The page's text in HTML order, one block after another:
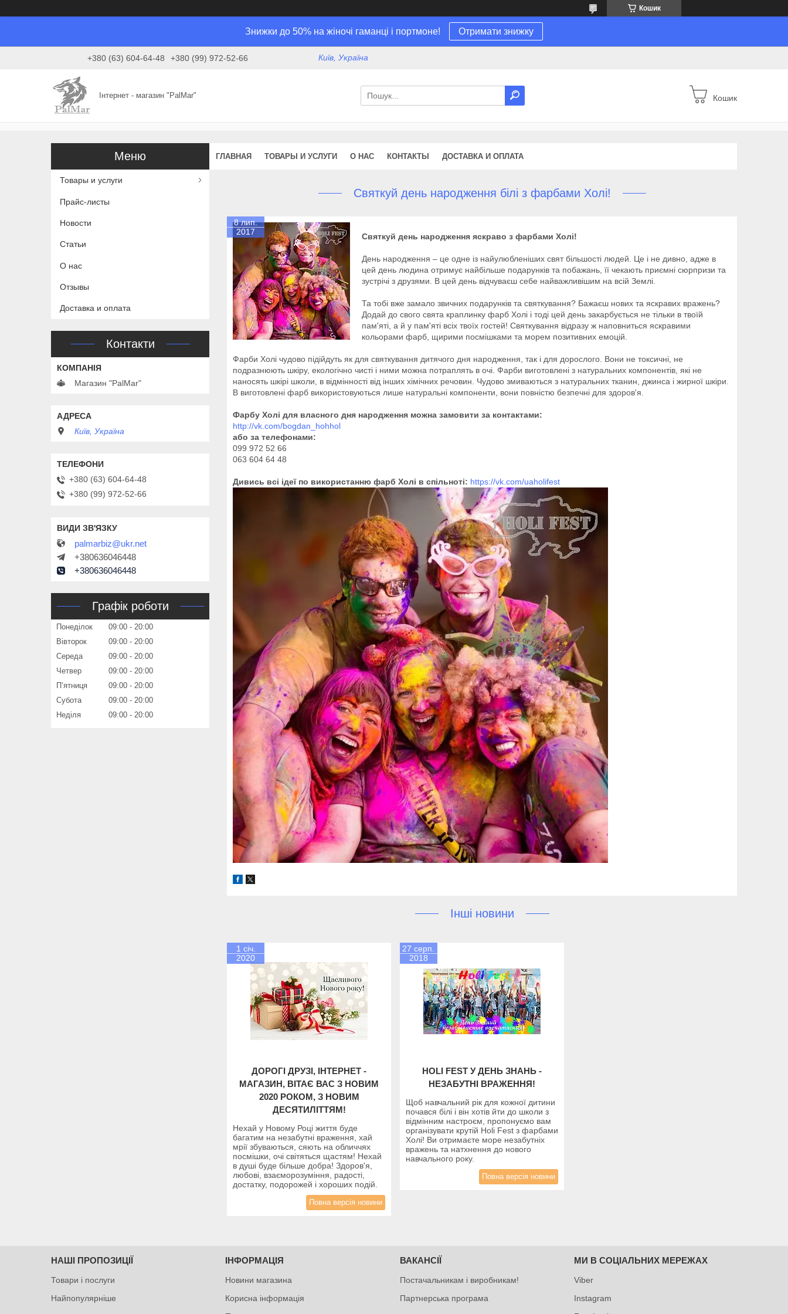
Кошик
Знижки до 50% на жіночі гаманці і портмоне! Отримати знижку
+380 (63) 604-64-48 +380 (99) 972-52-66 Київ, Україна
Інтернет - магазин "PalMar" Кошик
ГЛАВНАЯ ТОВАРЫ И УСЛУГИ О НАС КОНТАКТЫ ДОСТАВКА И ОПЛАТА
Святкуй день народження білі з фарбами Холі!
8 лип.
2017
Святкуй день народження яскраво з фарбами Холі!
День народження – це одне із найулюбленіших свят більшості людей. Це і не дивно, адже в
цей день людина отримує найбільше подарунків та побажань, її чекають приємні сюрпризи та
зустрічі з друзями. В цей день відчуваєш себе найважливішим на всій Землі.
Та тобі вже замало звичних подарунків та святкування? Бажаєш нових та яскравих вражень?
Додай до свого свята краплинку фарб Холі і тоді цей день закарбується не тільки в твоїй
пам'яті, а й у пам'яті всіх твоїх гостей! Святкування відразу ж наповниться яскравими
кольорами фарб, щирими посмішками та морем позитивних емоцій.
Фарби Холі чудово підійдуть як для святкування дитячого дня народження, так і для дорослого. Вони не токсичні, не
подразнюють шкіру, екологічно чисті і ними можна потраплять в очі. Фарби виготовлені з натуральних компонентів, які не
наносять шкірі школи, в відмінності від інших хімічних речовин. Чудово змиваються з натуральних тканин, джинса і жирної шкіри.
В виготовлені фарб використовуються лише натуральні компоненти, вони повністю безпечні для здоров'я.
Фарбу Холі для власного дня народження можна замовити за контактами:
http://vk.com/bogdan_hohhol
або за телефонами:
099 972 52 66
063 604 64 48
Дивись всі ідеї по використанню фарб Холі в спільноті: https://vk.com/uaholifest
Інші новини
1 січ.
2020
ДОРОГІ ДРУЗІ, ІНТЕРНЕТ -
МАГАЗИН, ВІТАЄ ВАС З НОВИМ
2020 РОКОМ, З НОВИМ
ДЕСЯТИЛІТТЯМ!
Нехай у Новому Році життя буде
багатим на незабутні враження, хай
мрії збуваються, сяють на обличчях
посмішки, очі світяться щастям! Нехай
в душі буде більше добра! Здоров'я,
любові, взаєморозуміння, радості,
достатку, подорожей і хороших подій.
Повна версія новини
27 серп.
2018
HOLI FEST У ДЕНЬ ЗНАНЬ -
НЕЗАБУТНІ ВРАЖЕННЯ!
Щоб навчальний рік для кожної дитини
почався білі і він хотів йти до школи з
відмінним настроєм, пропонуємо вам
організувати крутій Holi Fest з фарбами
Холі! Ви отримаєте море незабутніх
вражень та натхнення до нового
навчального року.
Повна версія новини
Товары и услуги
Прайс-листы
Новости
Статьи
О нас
Отзывы
Доставка и оплата
Контакти
Магазин "PalMar"
Київ, Україна
+380 (63) 604-64-48
+380 (99) 972-52-66
palmarbiz@ukr.net
+380636046448
+380636046448
Графік роботи
Понеділок 09:00
20:00
Вівторок
09:00
20:00
Середа
09:00
20:00
Четвер
09:00
20:00
Пʼятниця
09:00
20:00
Субота
09:00
20:00
Неділя
09:00 20:00
НАШІ ПРОПОЗИЦІЇ
Товари і послуги
Найпопулярніше
ІНФОРМАЦІЯ
Новини магазина
Корисна інформація
ВАКАНСІЇ
Постачальникам і виробникам!
Партнерська програма
МИ В СОЦІАЛЬНИХ МЕРЕЖАХ
Viber
Instagram